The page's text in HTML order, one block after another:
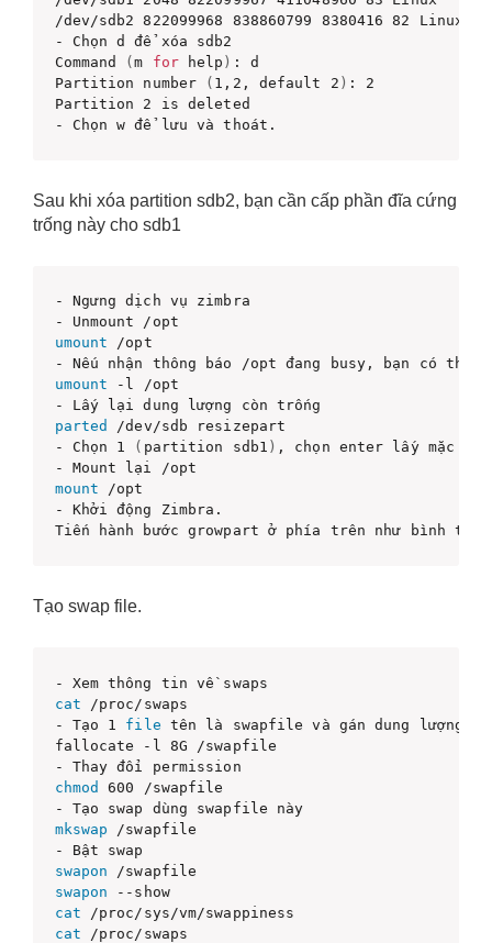
/dev/sdb2 822099968 838860799 8380416 82 Linux
- Chọn d để xóa sdb2
Command
(m for help ) : d
Partition number
( 1,2, default 2 ) : 2
Partition 2 is deleted
- Chọn w để lưu và thoát.
Sau khi xóa partition sdb2, bạn cần cấp phần đĩa cứng
trống này cho sdb1
- Ngưng dịch vụ zimbra
umount /opt
- Nếu nhận thông báo /opt đang busy, bạn có thể
umount -l /opt
parted
/dev/sdb resizepart
- Chọn 1
( partition sdb1 ) , chọn enter lấy mặc
mount /opt
- Khởi động Zimbra.
Tiến hành bước growpart ở phía trên như bình
Tạo swap file.
cat /proc/swaps
- Tạo 1 file tên là swapfile và gán dung lượng 8G
fallocate -l 8G /swapfile
chmod
600 /swapfile
mkswap /swapfile
swapon
swapon
--show
cat
cat